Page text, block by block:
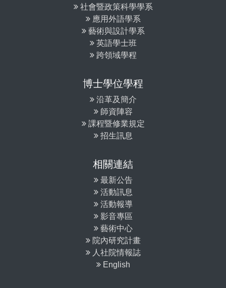
社會暨政策科學學系
應用外語學系
藝術與設計學系
英語學士班
跨領域學程
博士學位學程
沿革及簡介
師資陣容
課程暨修業規定
招生訊息
相關連結
最新公告
活動訊息
活動報導
影音專區
藝術中心
院內研究計畫
人社院情報誌
English